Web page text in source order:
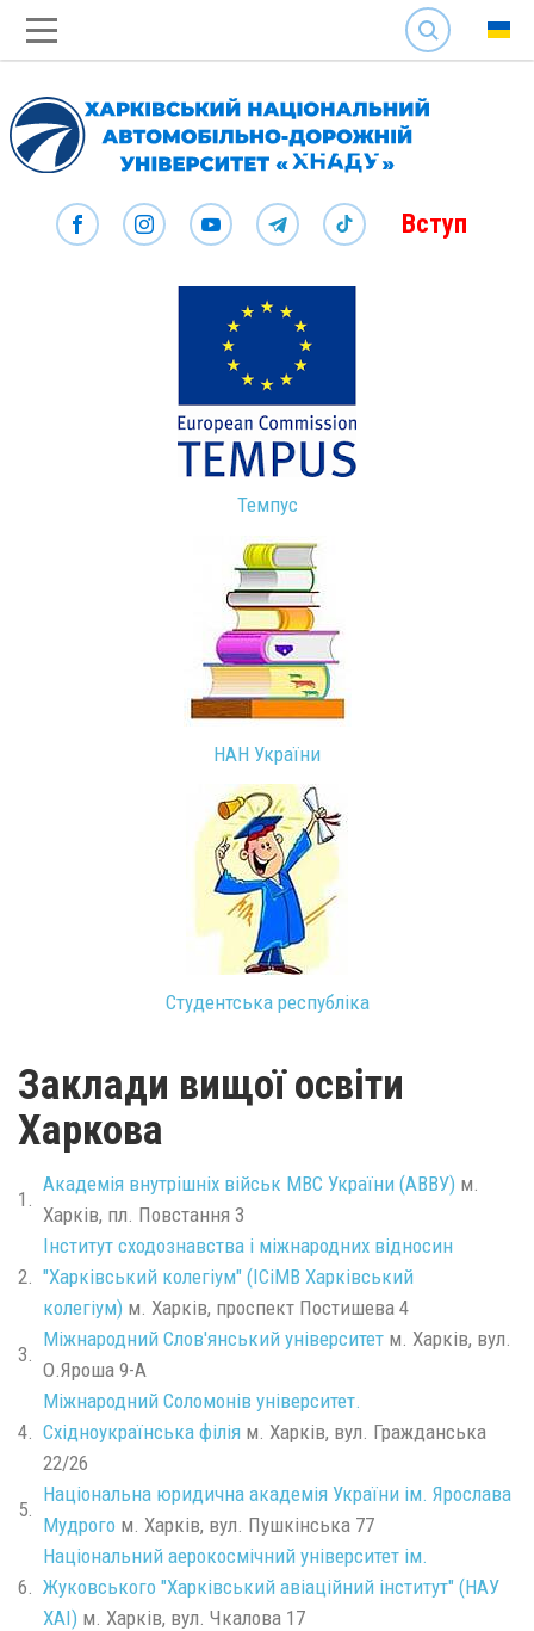
SEARCH
Вступ
Темпус
НАН України
Студентська республіка
Заклади вищої освіти
Харкова
1.
Академія внутрішніх військ МВС України (АВВУ) м.
Харків, пл. Повстання 3
2.
Інститут сходознавства і міжнародних відносин
"Харківський колегіум" (ІСіМВ Харківський
колегіум) м. Харків, проспект Постишева 4
3.
Міжнародний Слов'янський університет м. Харків, вул.
О.Яроша 9-А
4.
Міжнародний Соломонів університет.
Східноукраїнська філія м. Харків, вул. Гражданська
22/26
5.
Національна юридична академія України ім. Ярослава
Мудрого м. Харків, вул. Пушкінська 77
6.
Національний аерокосмічний університет ім.
Жуковського "Харківський авіаційний інститут" (НАУ
ХАІ) м. Харків, вул. Чкалова 17